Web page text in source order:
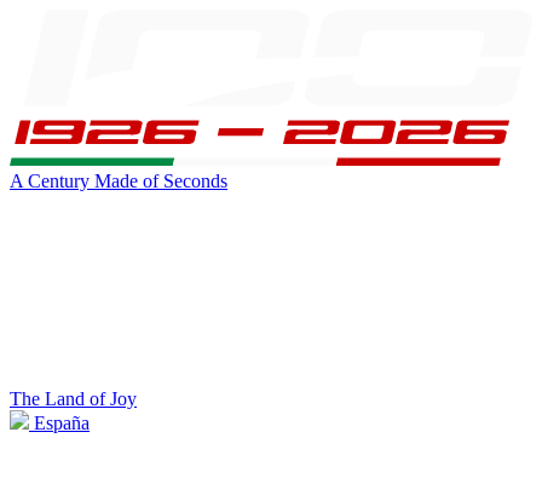
A Century Made of Seconds
The Land of Joy
España